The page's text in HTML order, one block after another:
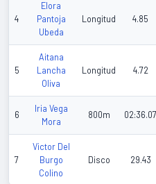
4
Elora
Pantoja
Ubeda
Longitud 4.85
5
Aitana
Lancha
Oliva
Longitud 4.72
6
Iria Vega
Mora
800m 02:36.07
7
Victor Del
Burgo
Colino
Disco 29.43